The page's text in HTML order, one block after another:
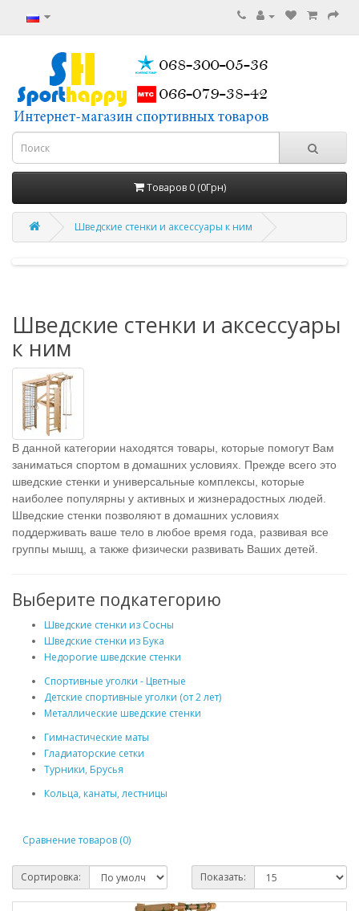
Товаров 0 (0Грн)
Шведские стенки и аксессуары к ним
Шведские стенки и аксессуары
к ним
В данной категории находятся товары, которые помогут Вам
заниматься спортом в домашних условиях. Прежде всего это
шведские стенки и универсальные комплексы, которые
наиболее популярны у активных и жизнерадостных людей.
Шведские стенки позволяют в домашних условиях
поддерживать ваше тело в любое время года, развивая все
группы мышц, а также физически развивать Ваших детей.
Выберите подкатегорию
Шведские стенки из Сосны
Шведские стенки из Бука
Недорогие шведские стенки
Спортивные уголки - Цветные
Детские спортивные уголки (от 2 лет)
Металлические шведские стенки
Гимнастические маты
Гладиаторские сетки
Турники, Брусья
Кольца, канаты, лестницы
Сравнение товаров (0)
Сортировка: Показать: